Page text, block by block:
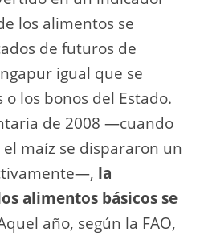
los alimentos se
de futuros de
igual que se
o los bonos del Estado.
de 2008 —cuando
maíz se dispararon un
la
alimentos básicos se
año, según la FAO,